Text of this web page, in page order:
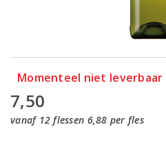
Momenteel niet leverbaar
7,50
vanaf 12 flessen 6,88 per fles